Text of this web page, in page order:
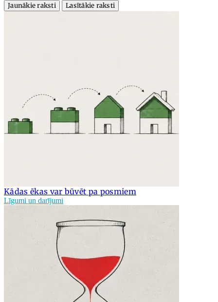
Jaunākie raksti
Lasītākie raksti
Kādas ēkas var būvēt pa posmiem
Līgumi un darījumi